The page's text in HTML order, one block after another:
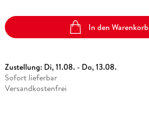
In den Warenkorb
Zustellung: Di, 11.08. - Do, 13.08.
Sofort lieferbar
Versandkostenfrei